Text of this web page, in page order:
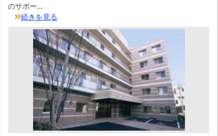
のサポー...
続きを見る